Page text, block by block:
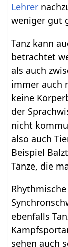
Lehrer
weniger gut
Tanz kann
betrachtet
als auch
immer auch
keine
der
nicht
also auch
Beispiel
Tänze, die
Rhythmische
ebenfalls
sehen auch